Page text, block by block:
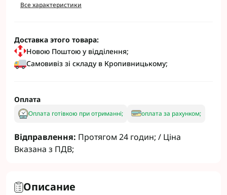
Все характеристики
Доставка этого товара:
Новою Поштою у відділення;
Самовивіз зі складу в Кропивницькому;
Оплата
Оплата готівкою при отриманні; оплата за рахунком;
Відправлення: Протягом 24 годин; / Ціна
Вказана з ПДВ;
Описание